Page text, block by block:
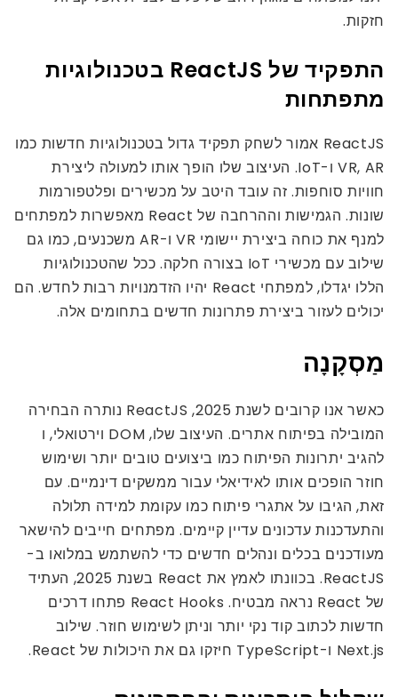
חזקות.
התפקיד של ReactJS בטכנולוגיות
מתפתחות
ReactJS אמור לשחק תפקיד גדול בטכנולוגיות חדשות כמו
VR, AR ו-IoT. העיצוב שלו הופך אותו למעולה ליצירת
חוויות סוחפות. זה עובד היטב על מכשירים ופלטפורמות
שונות. הגמישות וההרחבה של React מאפשרות למפתחים
למנף את כוחה ביצירת יישומי VR ו-AR משכנעים, כמו גם
שילוב עם מכשירי IoT בצורה חלקה. ככל שהטכנולוגיות
הללו יגדלו, למפתחי React יהיו הזדמנויות רבות לחדש. הם
יכולים לעזור ביצירת פתרונות חדשים בתחומים אלה.
מַסְקָנָה
כאשר אנו קרובים לשנת 2025, ReactJS נותרה הבחירה
המובילה בפיתוח אתרים. העיצוב שלו, DOM וירטואלי, ו
להגיב יתרונות הפיתוח כמו ביצועים טובים יותר ושימוש
חוזר הופכים אותו לאידיאלי עבור ממשקים דינמיים. עם
זאת, הגיבו על אתגרי פיתוח כמו עקומת למידה תלולה
והתעדכנות עדכונים עדיין קיימים. מפתחים חייבים להישאר
מעודכנים בכלים ונהלים חדשים כדי להשתמש במלואו ב-
ReactJS. בכוונתו לאמץ את React בשנת 2025, העתיד
של React נראה מבטיח. React Hooks פתחו דרכים
חדשות לכתוב קוד נקי יותר וניתן לשימוש חוזר. שילוב
Next.js ו-TypeScript חיזקו גם את היכולות של React.